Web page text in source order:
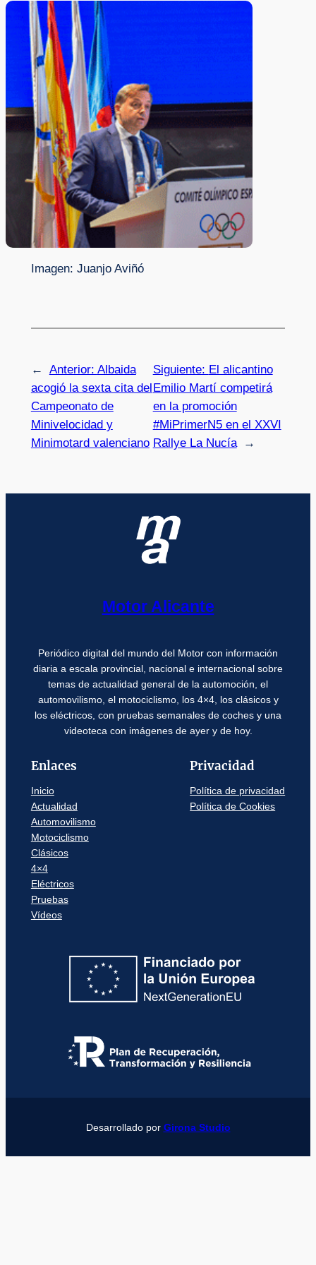
Imagen: Juanjo Aviñó
← Anterior: Albaida
acogió la sexta cita del
Campeonato de
Minivelocidad y
Minimotard valenciano
Siguiente: El alicantino
Emilio Martí competirá
en la promoción
#MiPrimerN5 en el XXVI
Rallye La Nucía
→
Motor Alicante
Periódico digital del mundo del Motor con información
diaria a escala provincial, nacional e internacional sobre
temas de actualidad general de la automoción, el
automovilismo, el motociclismo, los 4×4, los clásicos y
los eléctricos, con pruebas semanales de coches y una
videoteca con imágenes de ayer y de hoy.
Enlaces
Inicio
Actualidad
Automovilismo
Motociclismo
Clásicos
4×4
Eléctricos
Pruebas
Vídeos
Privacidad
Política de privacidad
Política de Cookies
Desarrollado por Girona Studio